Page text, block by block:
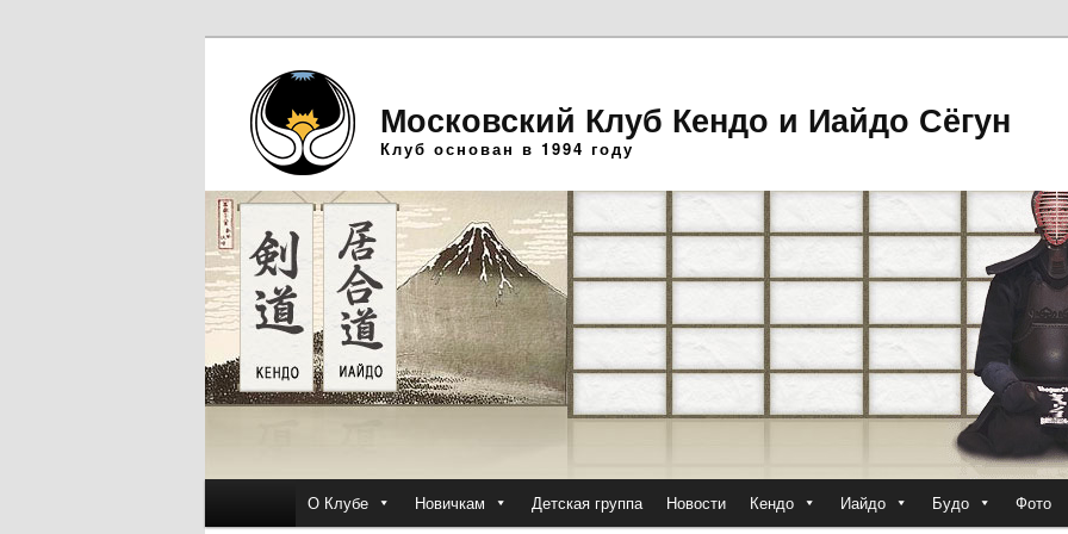
Московский Клуб Кендо и Иайдо Сёгун
Клуб основан в 1994 году
меню
Перейти
Перейти
О Клубе Новичкам Детская группа Новости Кендо Иайдо Будо Фото